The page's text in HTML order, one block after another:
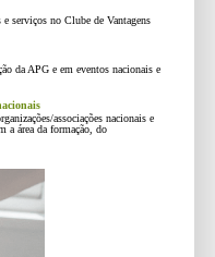
serviços no Clube de Vantagens
da APG e em eventos nacionais e
associações nacionais e
a área da formação, do